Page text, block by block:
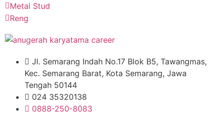
Metal Stud
Reng
Jl. Semarang Indah No.17 Blok B5, Tawangmas,
Kec. Semarang Barat, Kota Semarang, Jawa
Tengah 50144
024 35320138
0888-250-8083